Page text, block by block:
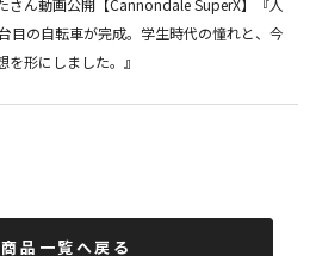
商品一覧へ戻る